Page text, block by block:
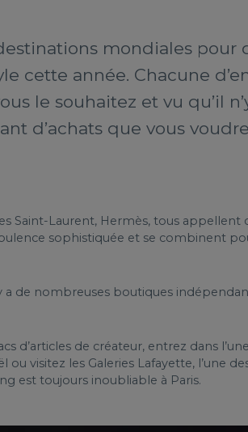
mondiales pour
cette année. Chacune
le souhaitez et vu qu’il
d’achats que vous
Saint-Laurent, Hermès, tous
sophistiquée et se combinent
de nombreuses boutiques
d’articles de créateur, entrez dans
visitez les Galeries Lafayette, l’une
est toujours inoubliable à Paris.